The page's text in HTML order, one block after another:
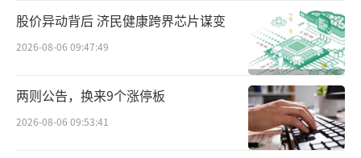
被聘任为公司总裁；2022年5月，担任董事长至
今。
这两年，正是公司发展的关键时期。扭转
亏损的重任在肩，真金白银参与北京汇源重
整，无异于一场豪赌。这需要公司实控人姜照
股价异动背后 济民健康跨界芯片谋变
2026-08-06 09:47:49
两则公告，换来9个涨停板
2026-08-06 09:53:41